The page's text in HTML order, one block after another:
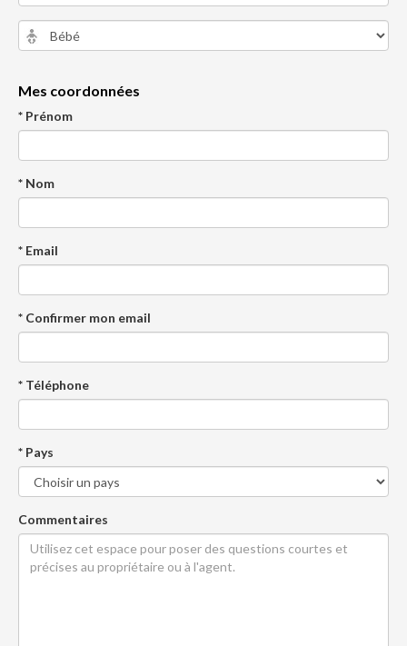
Mes coordonnées
* Prénom
* Nom
* Email
* Confirmer mon email
* Téléphone
* Pays
Commentaires